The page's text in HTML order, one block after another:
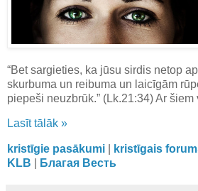
“Bet sargieties, ka jūsu sirdis netop
skurbuma un reibuma un laicīgām
piepeši neuzbrūk.” (Lk.21:34) Ar šiem
Lasīt tālāk »
kristīgie pasākumi kristīgais
KLB
Благая Весть